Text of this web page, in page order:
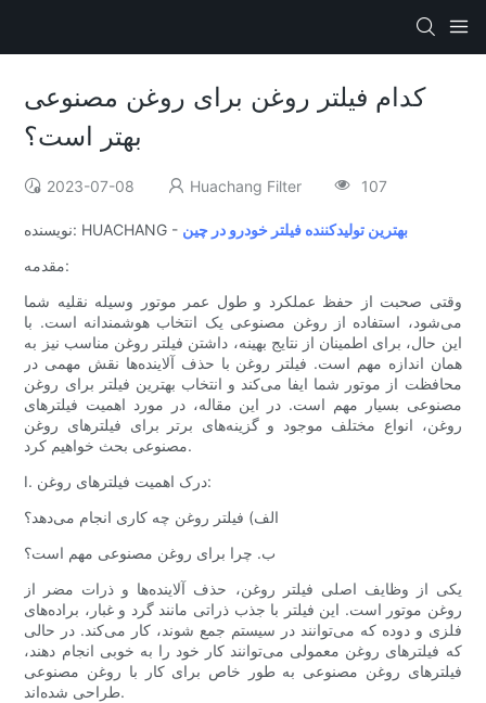
کدام فیلتر روغن برای روغن مصنوعی
بهتر است؟
2023-07-08 Huachang Filter 107
نویسنده: HUACHANG - بهترین تولیدکننده فیلتر خودرو در چین
مقدمه:
وقتی صحبت از حفظ عملکرد و طول عمر موتور وسیله نقلیه شما
می‌شود، استفاده از روغن مصنوعی یک انتخاب هوشمندانه است. با
این حال، برای اطمینان از نتایج بهینه، داشتن فیلتر روغن مناسب نیز به
همان اندازه مهم است. فیلتر روغن با حذف آلاینده‌ها نقش مهمی در
محافظت از موتور شما ایفا می‌کند و انتخاب بهترین فیلتر برای روغن
مصنوعی بسیار مهم است. در این مقاله، در مورد اهمیت فیلترهای
روغن، انواع مختلف موجود و گزینه‌های برتر برای فیلترهای روغن
مصنوعی بحث خواهیم کرد.
I. درک اهمیت فیلترهای روغن:
الف) فیلتر روغن چه کاری انجام می‌دهد؟
ب. چرا برای روغن مصنوعی مهم است؟
یکی از وظایف اصلی فیلتر روغن، حذف آلاینده‌ها و ذرات مضر از
روغن موتور است. این فیلتر با جذب ذراتی مانند گرد و غبار، براده‌های
فلزی و دوده که می‌توانند در سیستم جمع شوند، کار می‌کند. در حالی
که فیلترهای روغن معمولی می‌توانند کار خود را به خوبی انجام دهند،
فیلترهای روغن مصنوعی به طور خاص برای کار با روغن مصنوعی
طراحی شده‌اند.